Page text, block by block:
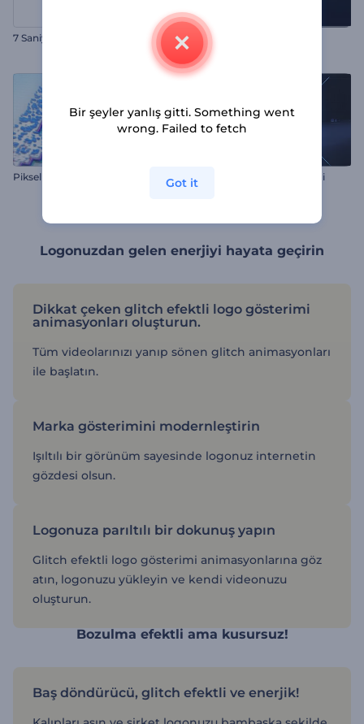
7 Saniyelik versiyon Glitch Logo
Pikselleştirilmiş Glitch Logo Dijital Glitch Logo Gösterimi
Logonuzdan gelen enerjiyi hayata geçirin
Dikkat çeken glitch efektli logo gösterimi
animasyonları oluşturun.
Tüm videolarınızı yanıp sönen glitch animasyonları
ile başlatın.
Marka gösterimini modernleştirin
Işıltılı bir görünüm sayesinde logonuz internetin
gözdesi olsun.
Logonuza parıltılı bir dokunuş yapın
Glitch efektli logo gösterimi animasyonlarına göz
atın, logonuzu yükleyin ve kendi videonuzu
oluşturun.
Bozulma efektli ama kusursuz!
Baş döndürücü, glitch efektli ve enerjik!
Bir şeyler yanlış gitti. Something went
wrong. Failed to fetch
Got it